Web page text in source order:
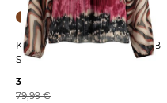
Key Largo | Damen Bluse WB
SLEEK
39,99 €
79,99 €